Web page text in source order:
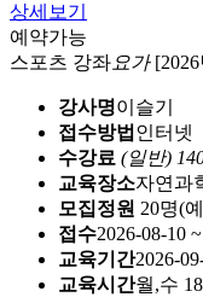
상세보기
예약가능
스포츠 강좌 요가[2026
강사명이슬기
접수방법 인터넷
수강료 (일반)
교육장소자연과
모집정원 20명(
접수2026-08-10
교육기간2026-
교육시간월,수